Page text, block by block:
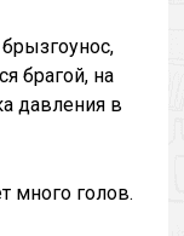
брагой, на
давления в
много голов.